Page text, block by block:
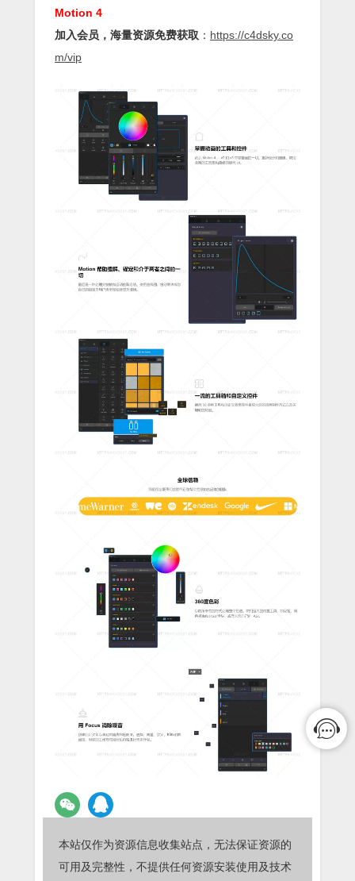
Motion 4
加入会员，海量资源免费获取 ： https://c4dsky.co
m/vip
本站仅作为资源信息收集站点，无法保证资源的
可用及完整性，不提供任何资源安装使用及技术